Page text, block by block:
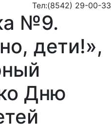
Тел:(8542) 29-00-33
№9.
дети!»,
Дню